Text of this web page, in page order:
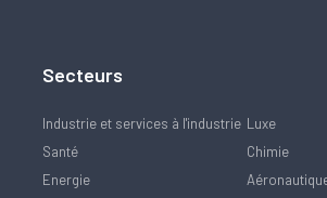
Secteurs
Industrie et services à l'industrie
Santé
Energie
Luxe
Chimie